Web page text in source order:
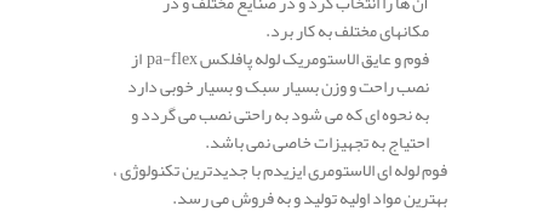
مکانهای مختلف به کار برد.
فوم و عایق الاستومریک لوله پافلکس pa-flex از
نصب راحت و وزن بسیار سبک و بسیار خوبی دارد
به نحوه ای که می شود به راحتی نصب می گردد و
احتیاج به تجهیزات خاصی نمی باشد.
فوم لوله ای الاستومری ایزیدم با جدیدترین تکنولوژی ،
بهترین مواد اولیه تولید و به فروش می رسد.